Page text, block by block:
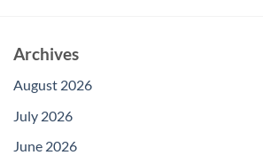
Archives
August 2026
July 2026
June 2026